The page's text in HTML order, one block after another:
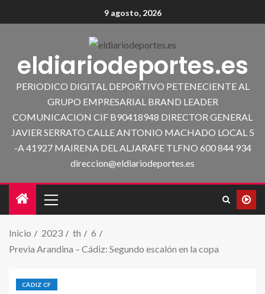
9 agosto, 2026
eldiariodeportes.es
PERIODICO DIGITAL DEPORTIVO PETENECIENTE AL
GRUPO EMPRESARIAL BRAND LEADER
COMUNICACION CIF B90418948 DIRECTOR GENERAL
JAVIER SERRATO CALLE ANTONIO MACHADO LOCAL 5
-A 41927 MAIRENA DEL ALJARAFE TLFNO 600 844 934
direccion@eldiariodeportes.es
Inicio 2023 th
6
Previa Arandina – Cádiz: Segundo escalón en la copa
CÁDIZ CF